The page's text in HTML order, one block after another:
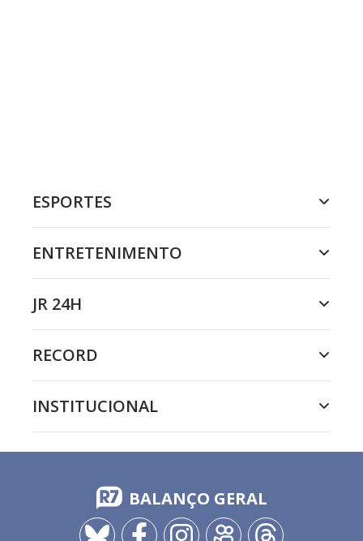
ESPORTES
ENTRETENIMENTO
JR 24H
RECORD
INSTITUCIONAL
BALANÇO GERAL